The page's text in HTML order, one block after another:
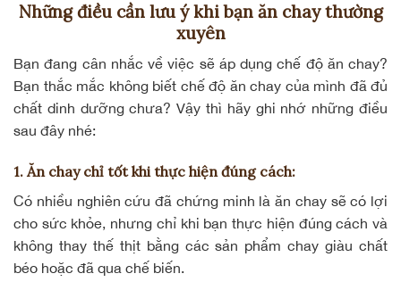
Những điều cần lưu ý khi bạn ăn chay thường
xuyên
Bạn đang cân nhắc về việc sẽ áp dụng chế độ ăn chay?
Bạn thắc mắc không biết chế độ ăn chay của mình đã đủ
chất dinh dưỡngchưa? Vậy thì hãy ghi nhớ những điều
sau đây nhé:
1. Ăn chay chỉ tốt khi thực hiện đúng cách:
Có nhiều nghiên cứu đã chứng minh là ăn chay sẽ có lợi
cho sức khỏe , nhưng chỉ khi bạn thực hiện đúng cách và
không thay thế thịt bằng các sản phẩm chay giàu chất
béo hoặc đã qua chế biến.